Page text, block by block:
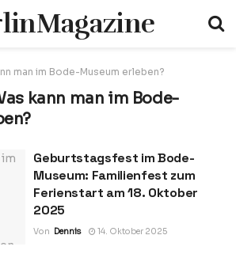
man im Bode-Museum erleben?
kann man im Bode-
Geburtstagsfest im Bode-
Museum: Familienfest zum
Ferienstart am 18. Oktober
2025
Von Dennis 14. Oktober 2025